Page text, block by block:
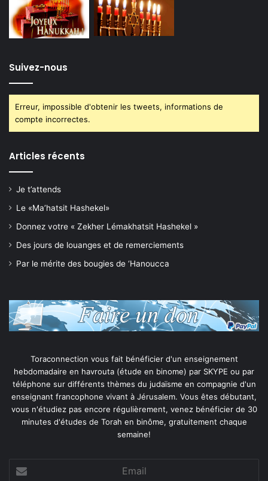
Suivez-nous
Erreur, impossible d'obtenir les tweets, informations de
compte incorrectes.
Articles récents
Je t’attends
Le «Ma’hatsit Hashekel»
Donnez votre « Zekher Lémakhatsit Hashekel »
Des jours de louanges et de remerciements
Par le mérite des bougies de ‘Hanoucca
Toraconnection vous fait bénéficier d'un enseignement
hebdomadaire en havrouta (étude en binome) par SKYPE ou par
téléphone sur différents thèmes du judaïsme en compagnie d'un
enseignant francophone vivant à Jérusalem. Vous êtes débutant,
vous n'étudiez pas encore régulièrement, venez bénéficier de 30
minutes d'études de Torah en binôme, gratuitement chaque
semaine!